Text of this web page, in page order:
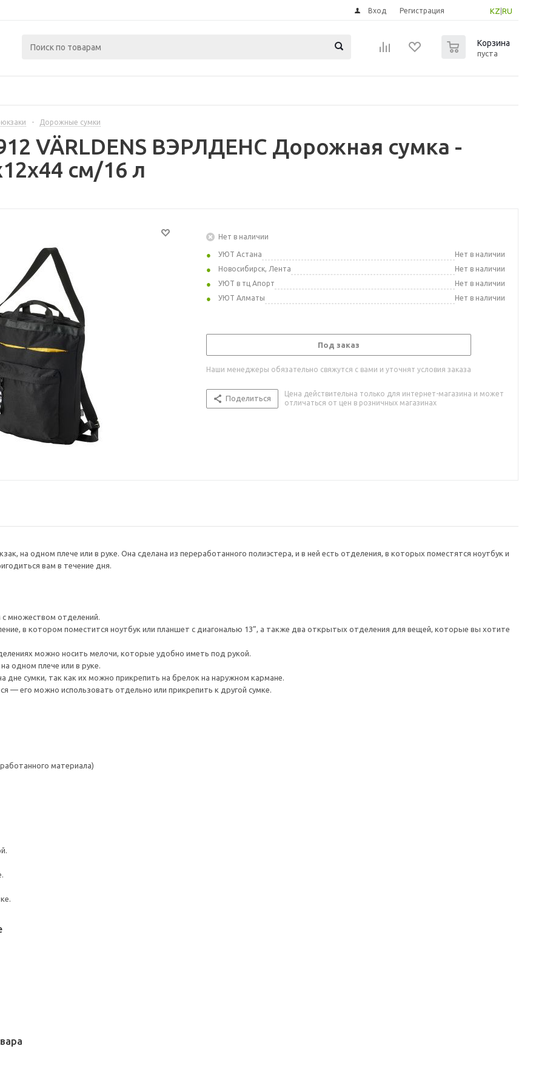
KZ RU
Вход Регистрация
Корзина
пуста
- Дорожные сумки
VÄRLDENS ВЭРЛДЕНС Дорожная сумка -
см/16 л
Нет в наличии
УЮТ Астана
Нет в наличии
Новосибирск, Лента
Нет в наличии
УЮТ в тц Апорт
Нет в наличии
УЮТ Алматы
Нет в наличии
Под заказ
Наши менеджеры обязательно свяжутся с вами и уточнят условия заказа
Поделиться
Цена действительна только для интернет-магазина и может
отличаться от цен в розничных магазинах
на одном плече или в руке. Она сделана из переработанного полиэстера, и в ней есть отделения, в которых поместятся ноутбук и
вам в течение дня.
с множеством отделений.
в котором поместится ноутбук или планшет с диагональю 13”, а также два открытых отделения для вещей, которые вы хотите
можно носить мелочи, которые удобно иметь под рукой.
одном плече или в руке.
дне сумки, так как их можно прикрепить на брелок на наружном кармане.
— его можно использовать отдельно или прикрепить к другой сумке.
материала)